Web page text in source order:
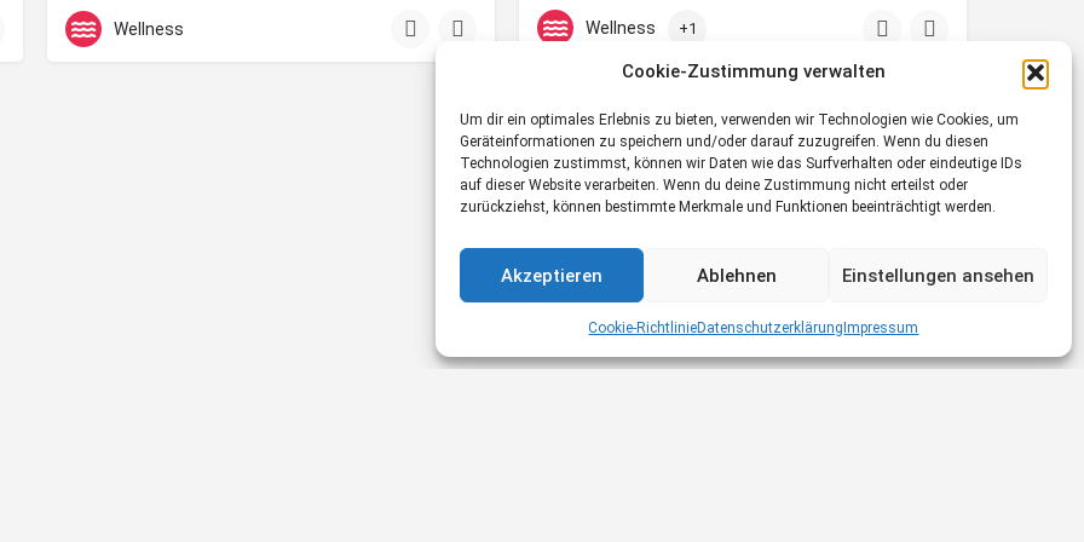
Cookie-Zustimmung verwalten
Um dir ein optimales Erlebnis zu bieten, verwenden wir Technologien wie Cookies, um
Geräteinformationen zu speichern und/oder darauf zuzugreifen. Wenn du diesen
Technologien zustimmst, können wir Daten wie das Surfverhalten oder eindeutige IDs
auf dieser Website verarbeiten. Wenn du deine Zustimmung nicht erteilst oder
zurückziehst, können bestimmte Merkmale und Funktionen beeinträchtigt werden.
Akzeptieren Ablehnen Einstellungen ansehen
Cookie-RichtlinieDatenschutzerklärung Impressum
Bad Füssing und Bad Hofgastein
Wellness
00436767733717
Wellness +1